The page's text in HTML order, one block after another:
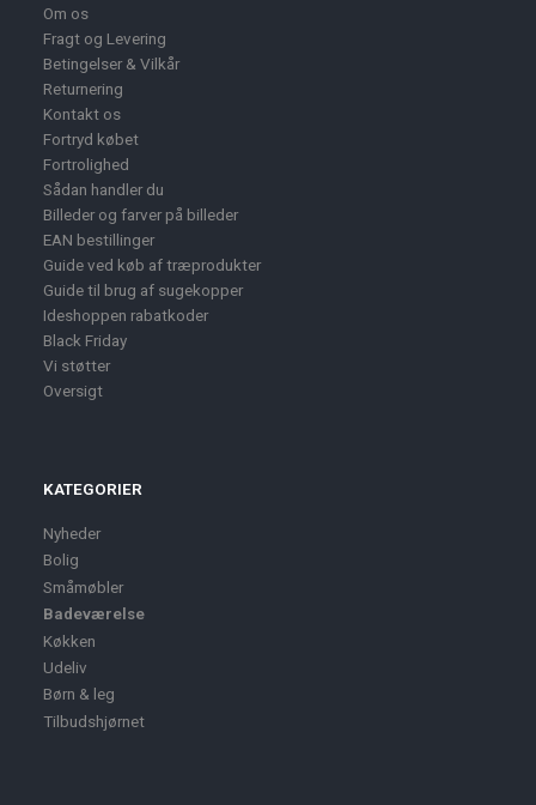
Om os
Fragt og Levering
Betingelser & Vilkår
Returnering
Kontakt os
Fortryd købet
Fortrolighed
Sådan handler du
Billeder og farver på billeder
EAN bestillinger
Guide ved køb af træprodukter
Guide til brug af sugekopper
Ideshoppen rabatkoder
Black Friday
Vi støtter
Oversigt
KATEGORIER
Nyheder
Bolig
Småmøbler
Badeværelse
Køkken
Udeliv
Børn & leg
Tilbudshjørnet